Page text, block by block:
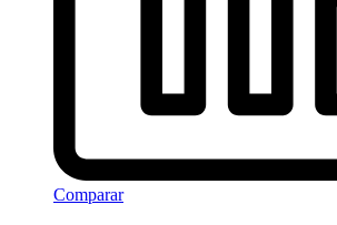
Comparar